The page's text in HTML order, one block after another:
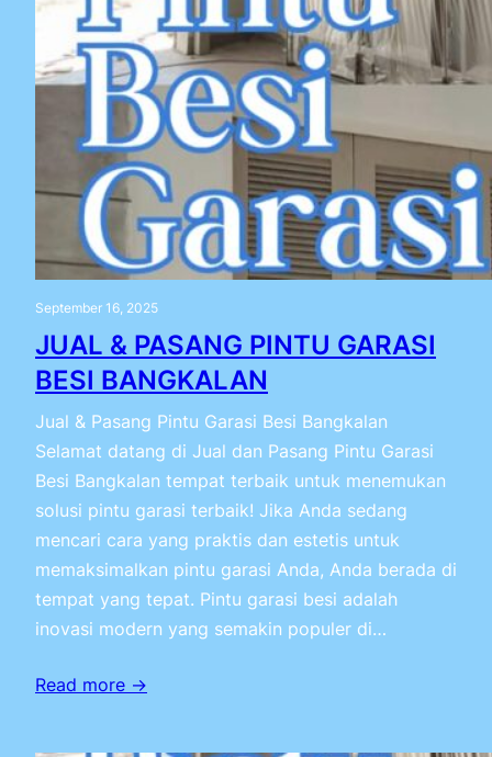
September 16, 2025
JUAL & PASANG PINTU GARASI
BESI BANGKALAN
Jual & Pasang Pintu Garasi Besi Bangkalan
Selamat datang di Jual dan Pasang Pintu Garasi
Besi Bangkalan tempat terbaik untuk menemukan
solusi pintu garasi terbaik! Jika Anda sedang
mencari cara yang praktis dan estetis untuk
memaksimalkan pintu garasi Anda, Anda berada di
tempat yang tepat. Pintu garasi besi adalah
inovasi modern yang semakin populer di…
Read more →